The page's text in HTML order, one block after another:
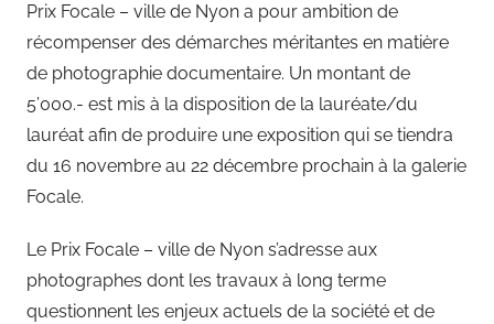
Prix Focale – ville de Nyon a pour ambition de
récompenser des démarches méritantes en matière
de photographie documentaire. Un montant de
5’000.- est mis à la disposition de la lauréate/du
lauréat afin de produire une exposition qui se tiendra
du 16 novembre au 22 décembre prochain à la galerie
Focale.
Le Prix Focale – ville de Nyon s’adresse aux
photographes dont les travaux à long terme
questionnent les enjeux actuels de la société et de